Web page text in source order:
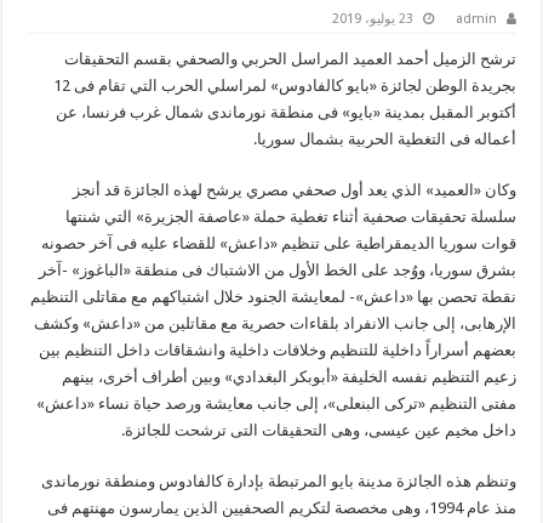
admin 23 يوليو، 2019
ترشح الزميل أحمد العميد المراسل الحربي والصحفي بقسم التحقيقات
بجريدة الوطن لجائزة «بايو كالفادوس» لمراسلي الحرب التي تقام فى 12
أكتوبر المقبل بمدينة «بايو» فى منطقة نورماندى شمال غرب فرنسا، عن
أعماله فى التغطية الحربية بشمال سوريا.
وكان «العميد» الذي يعد أول صحفي مصري يرشح لهذه الجائزة قد أنجز
سلسلة تحقيقات صحفية أثناء تغطية حملة «عاصفة الجزيرة» التي شنتها
قوات سوريا الديمقراطية على تنظيم «داعش» للقضاء عليه فى آخر حصونه
بشرق سوريا، ووُجد على الخط الأول من الاشتباك فى منطقة «الباغوز» -آخر
نقطة تحصن بها «داعش»- لمعايشة الجنود خلال اشتباكهم مع مقاتلى التنظيم
الإرهابى، إلى جانب الانفراد بلقاءات حصرية مع مقاتلين من «داعش» وكشف
بعضهم أسراراً داخلية للتنظيم وخلافات داخلية وانشقاقات داخل التنظيم بين
زعيم التنظيم نفسه الخليفة «أبوبكر البغدادي» وبين أطراف أخرى، بينهم
مفتى التنظيم «تركى البنعلى»، إلى جانب معايشة ورصد حياة نساء «داعش»
داخل مخيم عين عيسى، وهى التحقيقات التى ترشحت للجائزة.
وتنظم هذه الجائزة مدينة بايو المرتبطة بإدارة كالفادوس ومنطقة نورماندى
منذ عام 1994، وهى مخصصة لتكريم الصحفيين الذين يمارسون مهنتهم فى